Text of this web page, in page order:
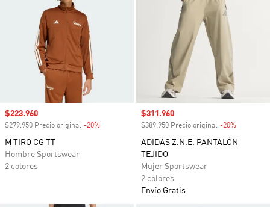
Precio de venta
$223.960
$279.950 Precio original -20%
M TIRO CG TT
Hombre Sportswear
2 colores
Precio de venta
$311.960
$389.950 Precio original -20%
ADIDAS Z.N.E. PANTALÓN
TEJIDO
Mujer Sportswear
2 colores
Envío Gratis